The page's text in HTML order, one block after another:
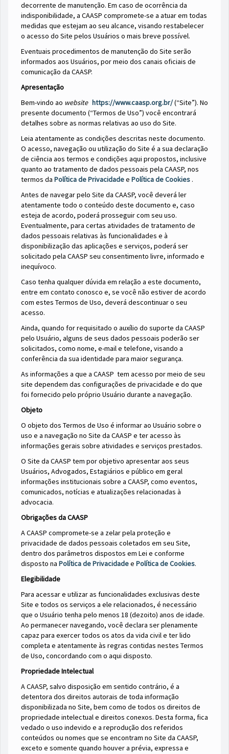
decorrente de manutenção. Em caso de ocorrência da
indisponibilidade, a CAASP compromete-se a atuar em todas
medidas que estejam ao seu alcance, visando restabelecer
o acesso do Site pelos Usuários o mais breve possível.
Eventuais procedimentos de manutenção do Site serão
informados aos Usuários, por meio dos canais oficiais de
comunicação da CAASP.
Apresentação
Bem-vindo ao website https://www.caasp.org.br/(“Site”). No
presente documento (“Termos de Uso”) você encontrará
detalhes sobre as normas relativas ao uso do Site.
Leia atentamente as condições descritas neste documento.
O acesso, navegação ou utilização do Site é a sua declaração
de ciência aos termos e condições aqui propostos, inclusive
quanto ao tratamento de dados pessoais pela CAASP, nos
termos da Política de Privacidadee Política de Cookies .
Antes de navegar pelo Site da CAASP, você deverá ler
atentamente todo o conteúdo deste documento e, caso
esteja de acordo, poderá prosseguir com seu uso.
Eventualmente, para certas atividades de tratamento de
dados pessoais relativas às funcionalidades e à
disponibilização das aplicações e serviços, poderá ser
solicitado pela CAASP seu consentimento livre, informado e
inequívoco.
Caso tenha qualquer dúvida em relação a este documento,
entre em contato conosco e, se você não estiver de acordo
com estes Termos de Uso, deverá descontinuar o seu
acesso.
Ainda, quando for requisitado o auxílio do suporte da CAASP
pelo Usuário, alguns de seus dados pessoais poderão ser
solicitados, como nome, e-mail e telefone, visando a
conferência da sua identidade para maior segurança.
As informações a que a CAASP tem acesso por meio de seu
site dependem das configurações de privacidade e do que
foi fornecido pelo próprio Usuário durante a navegação.
Objeto
O objeto dos Termos de Uso é informar ao Usuário sobre o
uso e a navegação no Site da CAASP e ter acesso às
informações gerais sobre atividades e serviços prestados.
O Site da CAASP tem por objetivo apresentar aos seus
Usuários, Advogados, Estagiários e público em geral
informações institucionais sobre a CAASP, como eventos,
comunicados, notícias e atualizações relacionadas à
advocacia.
Obrigações daCAASP
ACAASP compromete-se a zelar pela proteção e
privacidade de dados pessoais coletados em seu Site,
dentro dos parâmetros dispostos em Lei e conforme
disposto na Política de Privacidadee Política de Cookies.
Elegibilidade
Para acessar e utilizar as funcionalidades exclusivas deste
Site e todos os serviços a ele relacionados, é necessário
que o Usuário tenha pelo menos 18 (dezoito) anos de idade.
Ao permanecer navegando, você declara ser plenamente
capaz para exercer todos os atos da vida civil e ter lido
completa e atentamente às regras contidas nestes Termos
de Uso, concordando com o aqui disposto.
Propriedade Intelectual
A CAASP, salvo disposição em sentido contrário, é a
detentora dos direitos autorais de toda informação
disponibilizada no Site, bem como de todos os direitos de
propriedade intelectual e direitos conexos. Desta forma, fica
vedado o uso indevido e a reprodução dos referidos
conteúdos ou nomes que se encontram no Site da CAASP,
exceto e somente quando houver a prévia, expressa e